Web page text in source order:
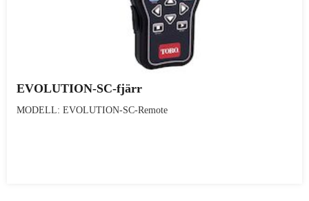
EVOLUTION-SC-fjärr
MODELL: EVOLUTION-SC-Remote